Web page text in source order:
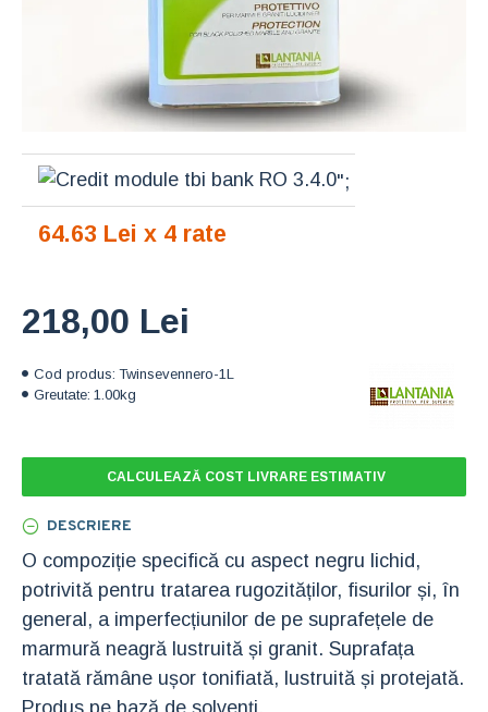
Cod produs: Twinsevennero-1L
Greutate: 1.00kg
218,00 Lei
";
64.63 Lei x 4 rate
CALCULEAZĂ COST LIVRARE ESTIMATIV
DESCRIERE
O compoziție specifică cu aspect negru lichid,
potrivită pentru tratarea rugozităților, fisurilor și, în
general, a imperfecțiunilor de pe suprafețele de
marmură neagră lustruită și granit. Suprafața
tratată rămâne ușor tonifiată, lustruită și protejată.
Produs pe bază de solvenți.